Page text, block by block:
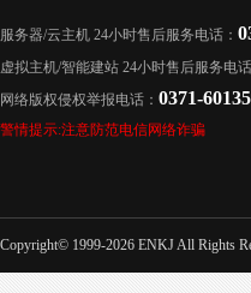
服务器/云主机 24小时售后服务电话：
虚拟主机/智能建站 24小时售后服务电话
网络版权侵权举报电话： 0371-
警情提示:注意防范电信网络诈骗
Copyright© 1999-2026 ENKJ All